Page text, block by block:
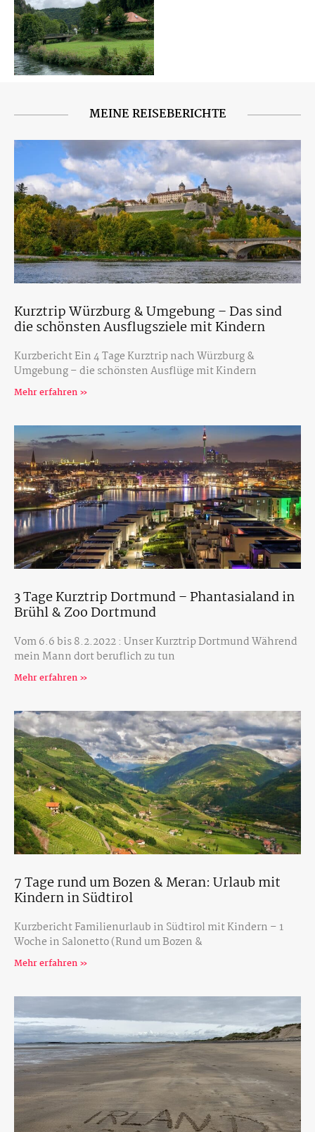
MEINE REISEBERICHTE
Kurztrip Würzburg & Umgebung – Das sind
die schönsten Ausflugsziele mit Kindern
Kurzbericht Ein 4 Tage Kurztrip nach Würzburg &
Umgebung – die schönsten Ausflüge mit Kindern
Mehr erfahren »
3 Tage Kurztrip Dortmund – Phantasialand in
Brühl & Zoo Dortmund
Vom 6.6 bis 8.2.2022 : Unser Kurztrip Dortmund Während
mein Mann dort beruflich zu tun
Mehr erfahren »
7 Tage rund um Bozen & Meran: Urlaub mit
Kindern in Südtirol
Kurzbericht Familienurlaub in Südtirol mit Kindern – 1
Woche in Salonetto (Rund um Bozen &
Mehr erfahren »